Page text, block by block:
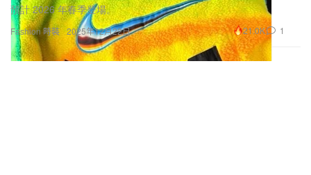
Fashion 時裝
預計 2026 年春季登場。
2025年12月22日 21.0K 1